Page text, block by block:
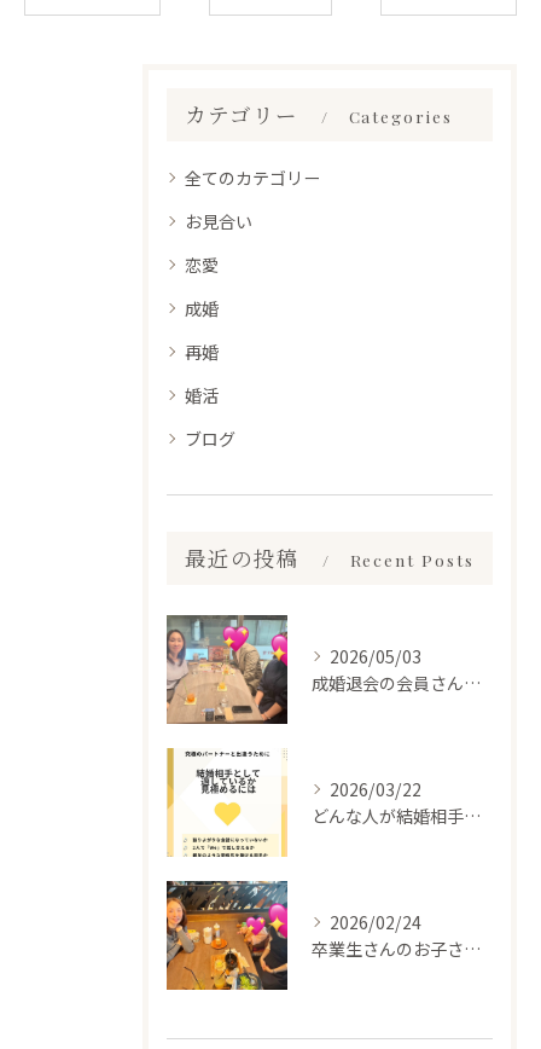
カテゴリー Categories
全てのカテゴリー
お見合い
恋愛
成婚
再婚
婚活
ブログ
最近の投稿 Recent Posts
2026/05/03
成婚退会の会員さんとお会いして来ました✨
2026/03/22
どんな人が結婚相手だといいのか
2026/02/24
卒業生さんのお子さんに会って来ました✨